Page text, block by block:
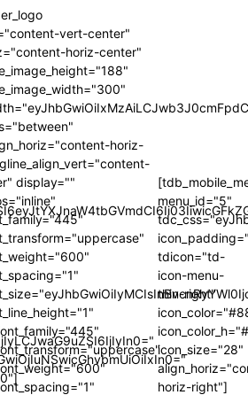
vert-center"
horiz-center"
horiz-
display=""
menu_id="5"
tdicon="td-
icon-menu-
thin-right"
icon_size="28"
horiz-right"]